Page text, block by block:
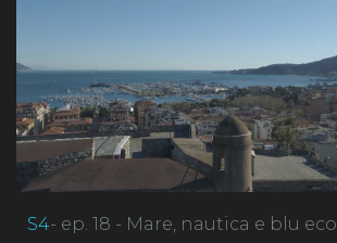
S4- ep. 18 - Mare, nautica e blu